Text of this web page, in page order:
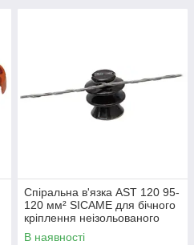
Спіральна в'язка AST 120 95-
120 мм² SICAME для бічного
кріплення неізольованого
проводу, спіральне кріплення
В наявності